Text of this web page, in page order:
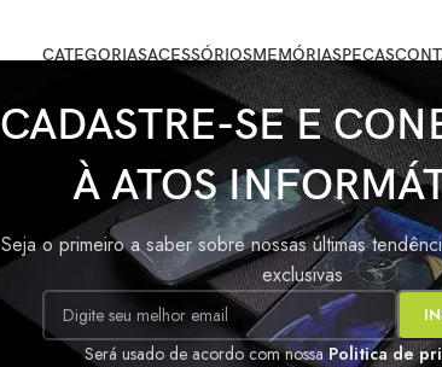
CADASTRE-SE E
À ATOS
Seja o primeiro a saber sobre nossas últimas
exclusivas
Será usado de acordo com nossaPolitica de
CATEGORIASACESSÓRIOSMEMÓRIASPEÇAS
FILTRAR
Início/Produtos marcados